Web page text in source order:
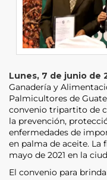
Lunes, 7 de junio de
Ganadería y
Palmicultores de
convenio tripartito de
la prevención,
enfermedades de
en palma de aceite. La
mayo de 2021 en la
El convenio para